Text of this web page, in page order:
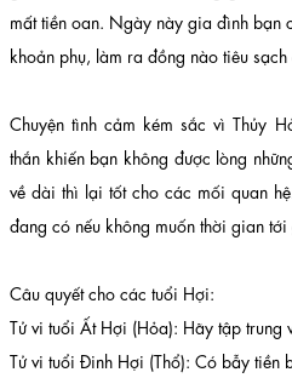
mất tiền oan. Ngày này gia đình bạn
khoản phụ, làm ra đồng nào tiêu sạch
Chuyện tình cảm kém sắc vì Thủy
thắn khiến bạn không được lòng
về dài thì lại tốt cho các mối quan
đang có nếu không muốn thời gian
Câu quyết cho các tuổi Hợi:
Tử vi tuổi Ất Hợi (Hỏa): Hãy tập trung
Tử vi tuổi Đinh Hợi (Thổ): Có bẫy tiền